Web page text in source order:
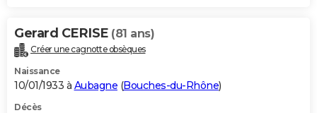
Gerard CERISE (81 ans)
Créer une cagnotte obsèques
Naissance
10/01/1933 à Aubagne (Bouches-du-Rhône)
Décès